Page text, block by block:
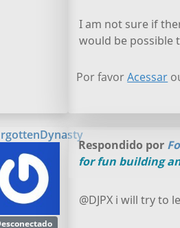
I am not sure if
would be possible
Por favorAcessar
Respondido por
for fun building
@DJPX i will try to